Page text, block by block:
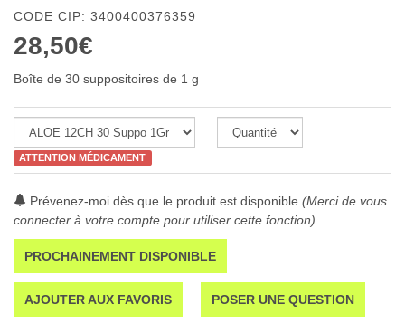
CODE CIP: 3400400376359
28,50€
Boîte de 30 suppositoires de 1 g
ATTENTION MÉDICAMENT
Prévenez-moi dès que le produit est disponible (Merci de vous
connecter à votre compte pour utiliser cette fonction).
PROCHAINEMENT DISPONIBLE
AJOUTER AUX FAVORIS POSER UNE QUESTION